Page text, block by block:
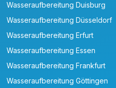
Wasseraufbereitung Duisburg
Wasseraufbereitung Düsseldorf
Wasseraufbereitung Erfurt
Wasseraufbereitung Essen
Wasseraufbereitung Frankfurt
Wasseraufbereitung Göttingen